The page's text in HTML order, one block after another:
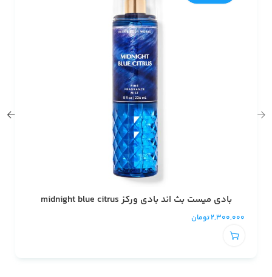
بادی میست بث اند بادی ورکز midnight blue citrus
2,300,000تومان